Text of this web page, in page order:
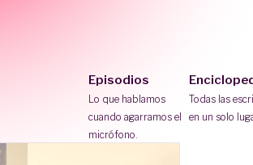
Episodios
Lo que hablamos
cuando agarramos el
micrófono.
Todas las
en un solo